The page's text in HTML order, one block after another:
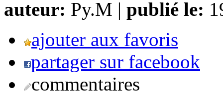
auteur: Py.M | publié le:
ajouter aux favoris
partager sur facebook
commentaires